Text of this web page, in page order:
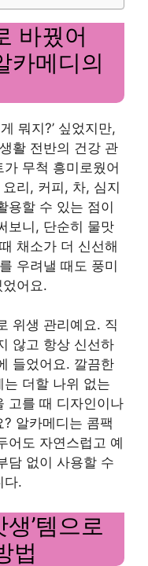
바꿨어
카메디의
뭐지?’ 싶었지만,
활 전반의 건강 관
무척 흥미로웠어
리, 커피, 차, 심지
용할 수 있는 점이
보니, 단순히 물맛
채소가 더 신선해
우려낼 때도 풍미
어요.
위생 관리예요. 직
않고 항상 신선하
들었어요. 깔끔한
더할 나위 없는
고를 때 디자인이나
알카메디는 콤팩
어도 자연스럽고 예
담 없이 사용할 수
다.
’템으로
법